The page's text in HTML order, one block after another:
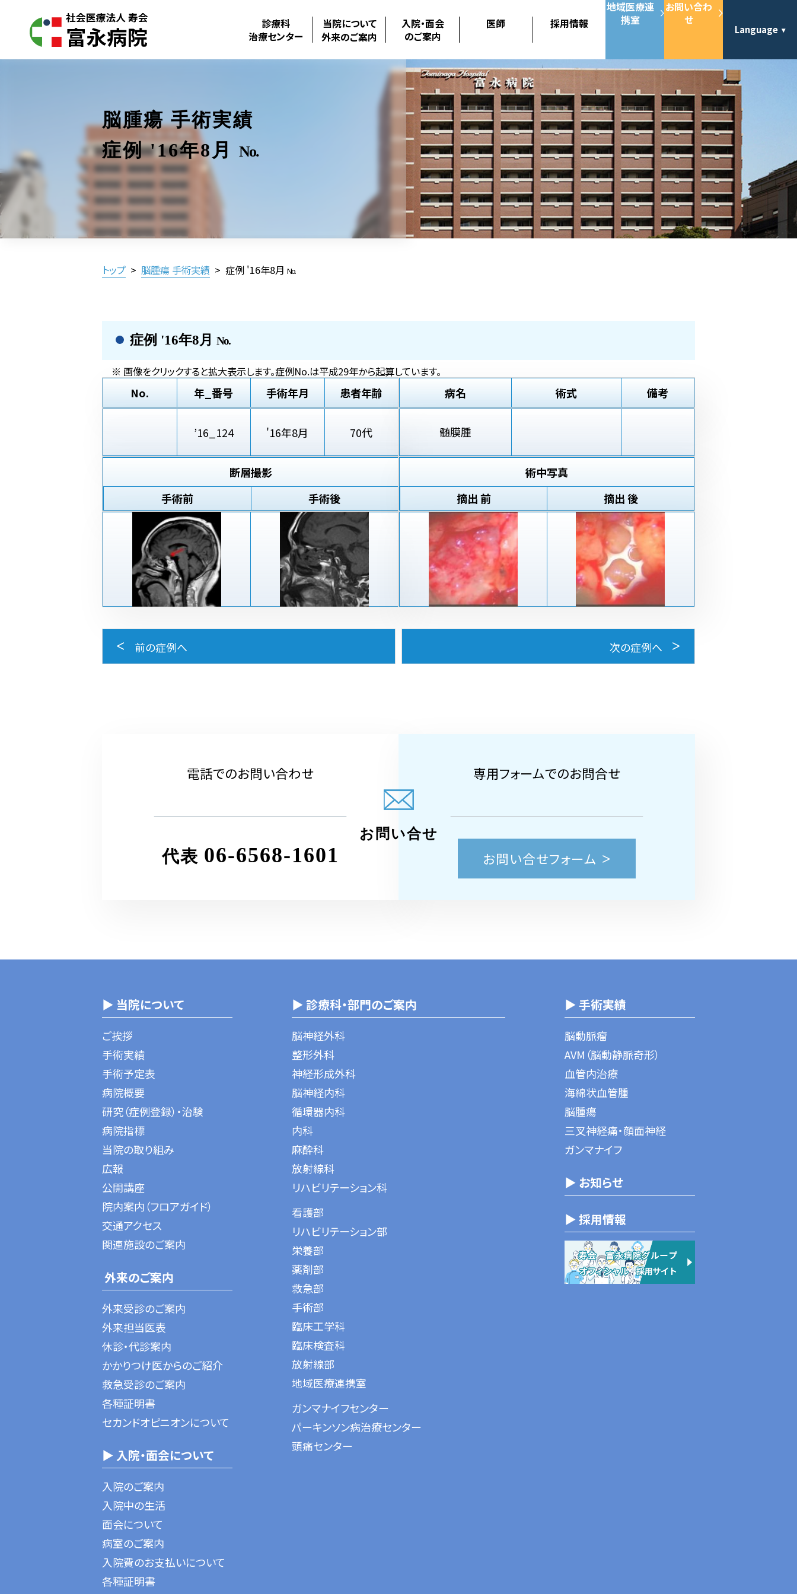
診療科
治療センター
当院について
外来のご案内
入院・面会
のご案内
医師 採用情報
地域医療連
携室
お問い合わ
せ
Language
脳腫瘍 手術実績
症例 '16年8月
No.
トップ > 脳腫瘍 手術実績 > 症例 '16年8月No.
症例 '16年8月 No.
※ 画像をクリックすると拡大表示します。症例No.は平成29年から起算しています。
No. 年_番号 手術年月 患者年齢
’16_124 '16年8月 70代
病名 術式 備考
髄膜腫
断層撮影
手術前
手術後
術中写真
摘出 前
摘出 後
前の症例へ 次の症例へ
電話でのお問い合わせ
代表 06-6568-1601
専用フォームでのお問合せ
お問い合せフォーム
お問い合せ
▶ 当院について
ご挨拶
手術実績
手術予定表
病院概要
研究（症例登録）・治験
病院指標
当院の取り組み
広報
公開講座
院内案内（フロアガイド）
交通アクセス
関連施設のご案内
外来のご案内
外来受診のご案内
外来担当医表
休診・代診案内
かかりつけ医からのご紹介
救急受診のご案内
各種証明書
セカンドオピニオンについて
▶ 入院・面会について
入院のご案内
入院中の生活
面会について
病室のご案内
入院費のお支払いについて
各種証明書
▶ 診療科・部門のご案内
脳神経外科
整形外科
神経形成外科
脳神経内科
循環器内科
内科
麻酔科
放射線科
リハビリテーション科
看護部
リハビリテーション部
栄養部
薬剤部
救急部
手術部
臨床工学科
臨床検査科
放射線部
地域医療連携室
ガンマナイフセンター
パーキンソン病治療センター
頭痛センター
▶ 手術実績
脳動脈瘤
AVM（脳動静脈奇形）
血管内治療
海綿状血管腫
脳腫瘍
三叉神経痛・顔面神経
ガンマナイフ
▶ お知らせ
▶ 採用情報